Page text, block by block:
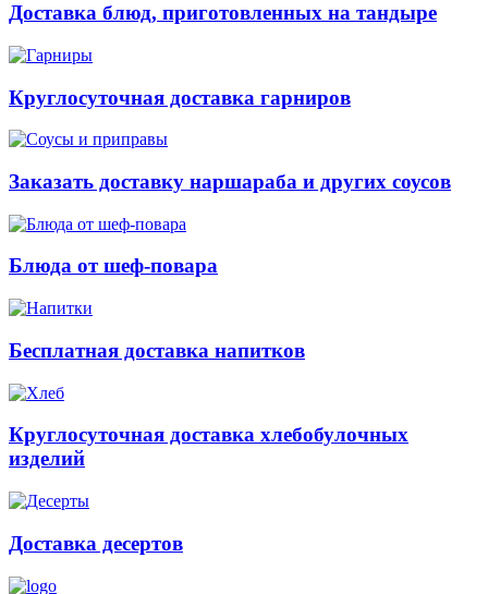
Доставка блюд, приготовленных на тандыре
Круглосуточная доставка гарниров
Заказать доставку наршараба и других соусов
Блюда от шеф-повара
Бесплатная доставка напитков
Круглосуточная доставка хлебобулочных
изделий
Доставка десертов